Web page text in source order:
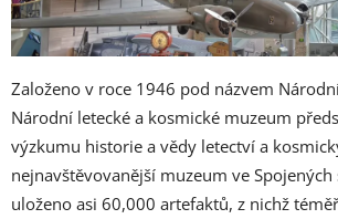
Založeno v roce 1946 pod názvem
Národní letecké a kosmické muzeum
výzkumu historie a vědy letectví a
nejnavštěvovanější muzeum ve Spojených
uloženo asi 60,000 artefaktů, z nichž